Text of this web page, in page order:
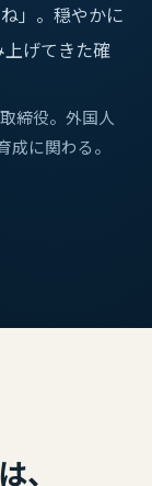
」。穏やかに
げてきた確
締役。外国人
に関わる。
、